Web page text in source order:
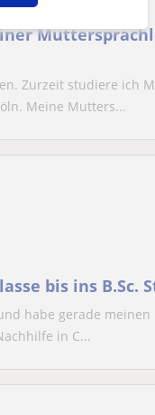
Zurzeit studiere ich
Meine Mutters...
bis ins B.Sc.
habe gerade
in C...